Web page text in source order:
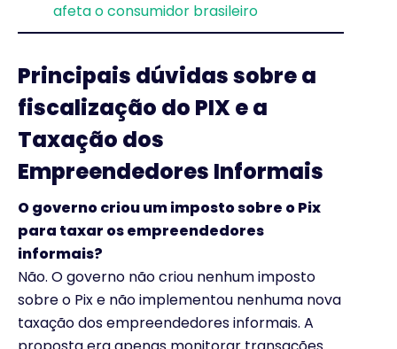
afeta o consumidor brasileiro
Principais dúvidas sobre a
fiscalização do PIX e a
Taxação dos
Empreendedores Informais
O governo criou um imposto sobre o Pix
para taxar os empreendedores
informais?
Não. O governo não criou nenhum imposto
sobre o Pix e não implementou nenhuma nova
taxação dos empreendedores informais. A